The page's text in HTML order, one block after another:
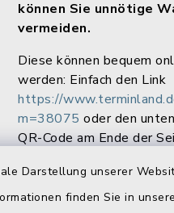
Darstellung unserer
finden Sie in
können Sie unnötige
vermeiden.
Diese können bequem
werden: Einfach den Link
https://
m=38075 oder den
QR-Code am Ende der